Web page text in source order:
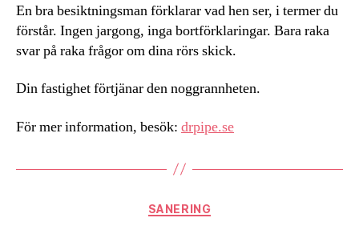
En bra besiktningsman förklarar vad hen ser, i termer du
förstår. Ingen jargong, inga bortförklaringar. Bara raka
svar på raka frågor om dina rörs skick.
Din fastighet förtjänar den noggrannheten.
För mer information, besök: drpipe.se
Kategorier
SANERING